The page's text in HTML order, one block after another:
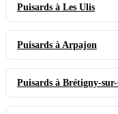
Puisards à Les Ulis
Puisards à Arpajon
Puisards à Brétigny-